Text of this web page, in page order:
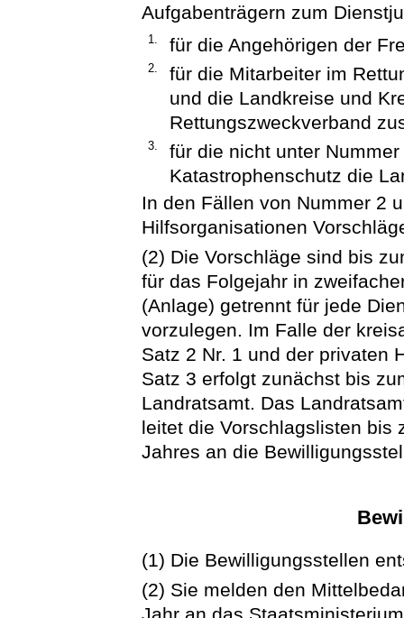
Aufgabenträgern zum
1. für die Angehörigen der
2.
für die Mitarbeiter im
und die Landkreise und
Rettungszweckverband
3.
für die nicht unter
Katastrophenschutz die
In den Fällen von Nummer 2
Hilfsorganisationen
(2) Die Vorschläge sind bis
für das Folgejahr in
(Anlage) getrennt für jede
vorzulegen. Im Falle der
Satz 2 Nr. 1 und der privaten
Satz 3 erfolgt zunächst bis
Landratsamt. Das
leitet die Vorschlagslisten bis
Jahres an die
(1) Die Bewilligungsstellen
(2) Sie melden den